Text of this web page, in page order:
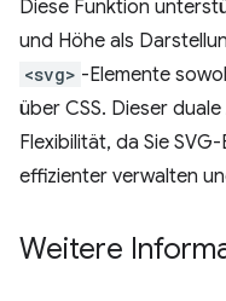
Diese Funktion
und Höhe als
<svg> -Elemente
über CSS. Dieser
Flexibilität, da Sie
effizienter verwalten
Weitere